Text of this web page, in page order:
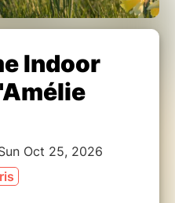
Indoor
Oct 25, 2026